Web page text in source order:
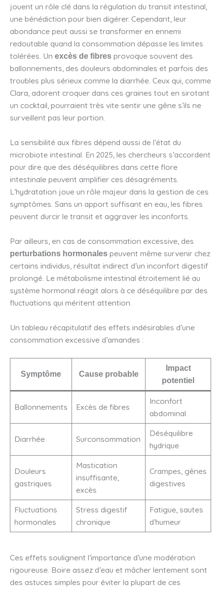
jouent un rôle clé dans la régulation du transit intestinal,
une bénédiction pour bien digérer. Cependant, leur
abondance peut aussi se transformer en ennemi
redoutable quand la consommation dépasse les limites
tolérées. Un excès de fibres provoque souvent des
ballonnements, des douleurs abdominales et parfois des
troubles plus sérieux comme la diarrhée. Ceux qui, comme
Clara, adorent croquer dans ces graines tout en sirotant
un cocktail, pourraient très vite sentir une gêne s’ils ne
surveillent pas leur portion.
La sensibilité aux fibres dépend aussi de l’état du
microbiote intestinal. En 2025, les chercheurs s’accordent
pour dire que des déséquilibres dans cette flore
intestinale peuvent amplifier ces désagréments.
L’hydratation joue un rôle majeur dans la gestion de ces
symptômes. Sans un apport suffisant en eau, les fibres
peuvent durcir le transit et aggraver les inconforts.
Par ailleurs, en cas de consommation excessive, des
perturbations hormonales peuvent même survenir chez
certains individus, résultat indirect d’un inconfort digestif
prolongé. Le métabolisme intestinal étroitement lié au
système hormonal réagit alors à ce déséquilibre par des
fluctuations qui méritent attention.
Un tableau récapitulatif des effets indésirables d’une
consommation excessive d’amandes :
Symptôme Cause probable
Impact
potentiel
Ballonnements Excès de fibres
Inconfort
abdominal
Diarrhée Surconsommation
Déséquilibre
hydrique
Douleurs
gastriques
Mastication
insuffisante,
excès
Crampes, gênes
digestives
Fluctuations
hormonales
Stress digestif
chronique
Fatigue, sautes
d’humeur
Ces effets soulignent l’importance d’une modération
rigoureuse. Boire assez d’eau et mâcher lentement sont
des astuces simples pour éviter la plupart de ces